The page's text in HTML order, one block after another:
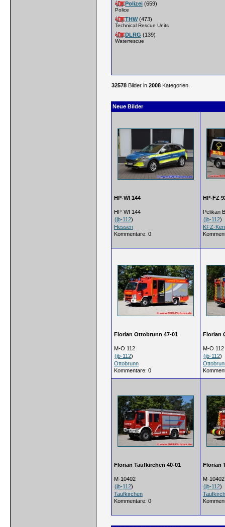
Polizei (659)
Police
THW(473)
Technical Rescue Units
DLRG (139)
Waterrescue
32578 Bilder in 2008 Kategorien.
Neue Bilder
HP-WI 144
HP-WI 144
(jb-112)
Hessen
Kommentare: 0
HP-FZ
Pelikan
(jb-112)
KFZ-
Florian Ottobrunn 47-01
M-O 112
(jb-112)
Ottobrunn
Kommentare: 0
Florian
M-O 112
(jb-112)
Florian Taufkirchen 40-01
M-10402
(jb-112)
Taufkirchen
Kommentare: 0
Florian
M-10402
(jb-112)